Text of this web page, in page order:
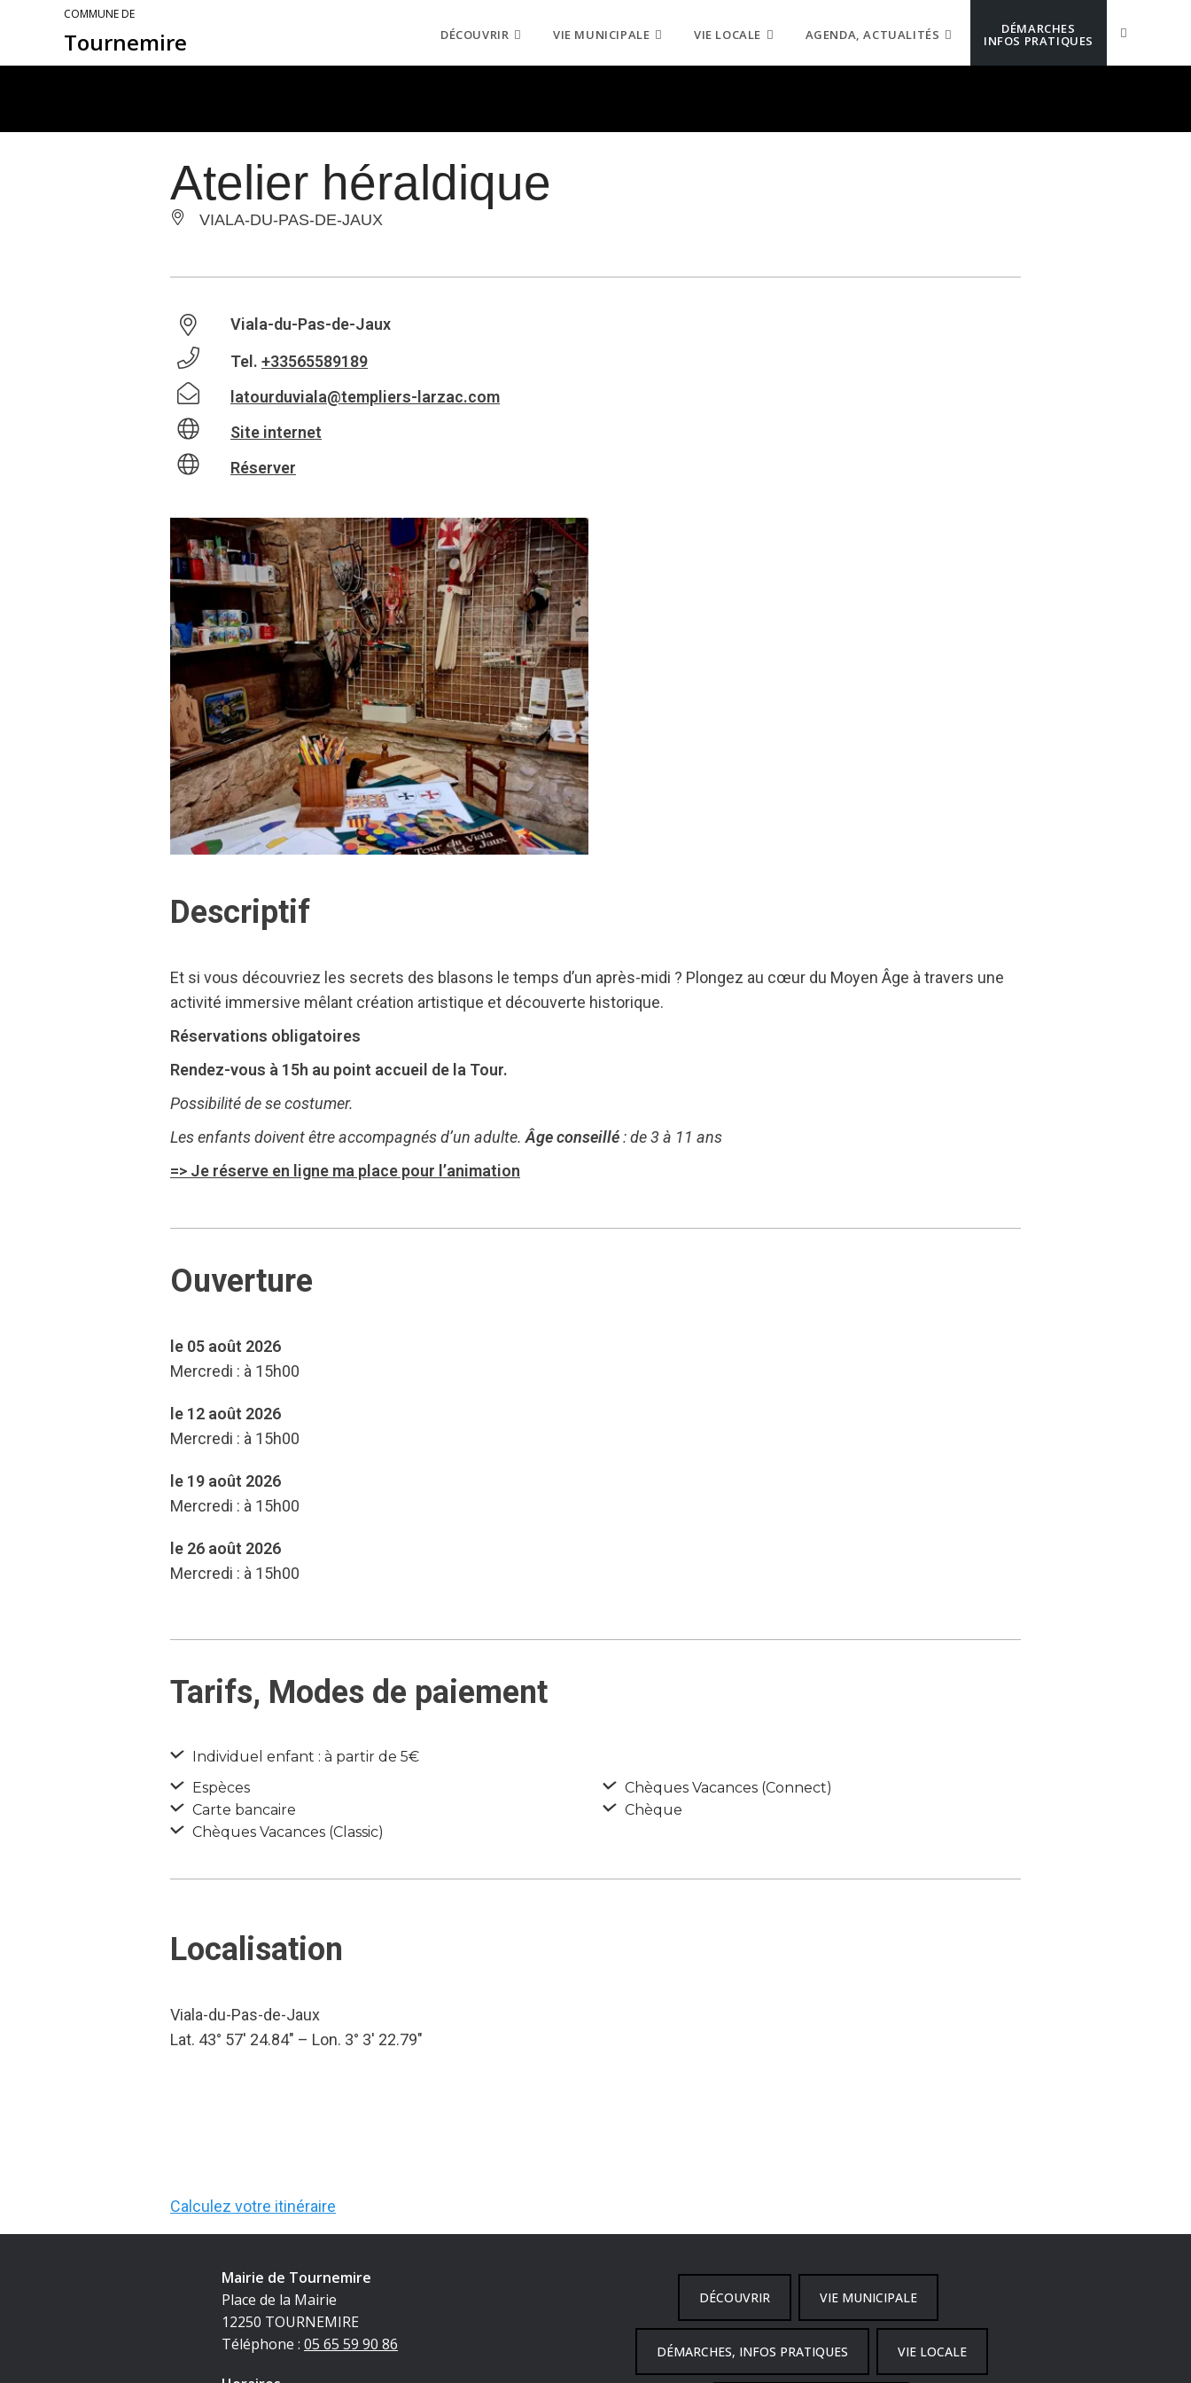
COMMUNE DE
Tournemire DÉCOUVRIR VIE MUNICIPALE VIE LOCALE AGENDA, ACTUALITÉS DÉMARCHES
INFOS PRATIQUES
Atelier héraldique
VIALA-DU-PAS-DE-JAUX
Viala-du-Pas-de-Jaux
Tel. +33565589189
latourduviala@templiers-larzac.com
Site internet
Réserver
Descriptif
Et si vous découvriez les secrets des blasons le temps d’un après-midi ? Plongez au cœur du Moyen Âge à travers une
activité immersive mêlant création artistique et découverte historique.
Réservations obligatoires
Rendez-vous à 15h au point accueil de la Tour.
Possibilité de se costumer.
Les enfants doivent être accompagnés d’un adulte. Âge conseillé: de 3 à 11 ans
=> Je réserve en ligne ma place pour l’animation
Ouverture
le 05 août 2026
Mercredi : à 15h00
le 12 août 2026
Mercredi : à 15h00
le 19 août 2026
Mercredi : à 15h00
le 26 août 2026
Mercredi : à 15h00
Tarifs, Modes de paiement
Individuel enfant : à partir de 5€
Espèces
Carte bancaire
Chèques Vacances (Classic)
Chèques Vacances (Connect)
Chèque
Localisation
Viala-du-Pas-de-Jaux
Lat. 43° 57′ 24.84″ – Lon. 3° 3′ 22.79″
Calculez votre itinéraire
Mairie de Tournemire
Place de la Mairie
12250 TOURNEMIRE
Téléphone : 05 65 59 90 86
DÉCOUVRIR VIE MUNICIPALE
DÉMARCHES, INFOS PRATIQUES VIE LOCALE